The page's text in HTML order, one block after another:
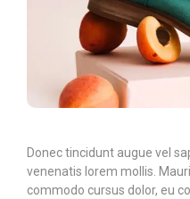
Donec tincidunt augue vel
venenatis lorem mollis.
commodo cursus dolor, eu